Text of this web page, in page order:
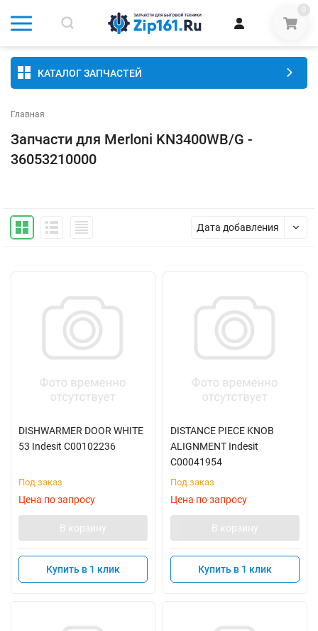
0
КАТАЛОГ ЗАПЧАСТЕЙ
Главная
Запчасти для Merloni KN3400WB/G -
36053210000
Дата добавления
DISHWARMER DOOR WHITE
53 Indesit C00102236
Под заказ
Цена по запросу
В корзину
Купить в 1 клик
DISTANCE PIECE KNOB
ALIGNMENT Indesit
C00041954
Под заказ
Цена по запросу
В корзину
Купить в 1 клик